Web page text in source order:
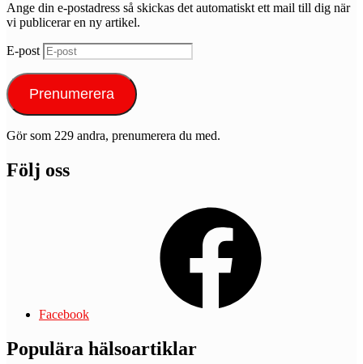
Ange din e-postadress så skickas det automatiskt ett mail till dig när
vi publicerar en ny artikel.
E-post
Prenumerera
Gör som 229 andra, prenumerera du med.
Följ oss
Facebook
Populära hälsoartiklar